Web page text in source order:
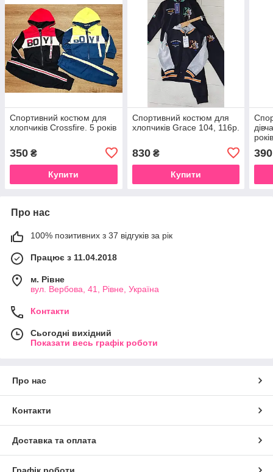
Спортивний костюм для
хлопчиків Crossfire. 5 років
350 ₴
Купити
Спортивний костюм для
хлопчиків Grace 104, 116р.
830₴
Купити
390
Про нас
100% позитивних з 37 відгуків за рік
Працює з 11.04.2018
м. Рівне
вул. Вербова, 41, Рівне, Україна
Контакти
Сьогодні вихідний
Показати весь графік роботи
Про нас
Контакти
Доставка та оплата